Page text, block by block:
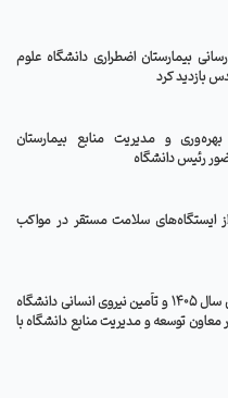
بیمارستان اضطراری دانشگاه علوم
بازدید کرد
بهره‌وری و مدیریت منابع بیمارستان
رئیس دانشگاه
ایستگاه‌های سلامت مستقر در مواکب
پیگیری مجوزهای استخدامی سال ۱۴۰۵ و تأمین نیروی انسانی دانشگاه
معاون توسعه و مدیریت منابع دانشگاه با